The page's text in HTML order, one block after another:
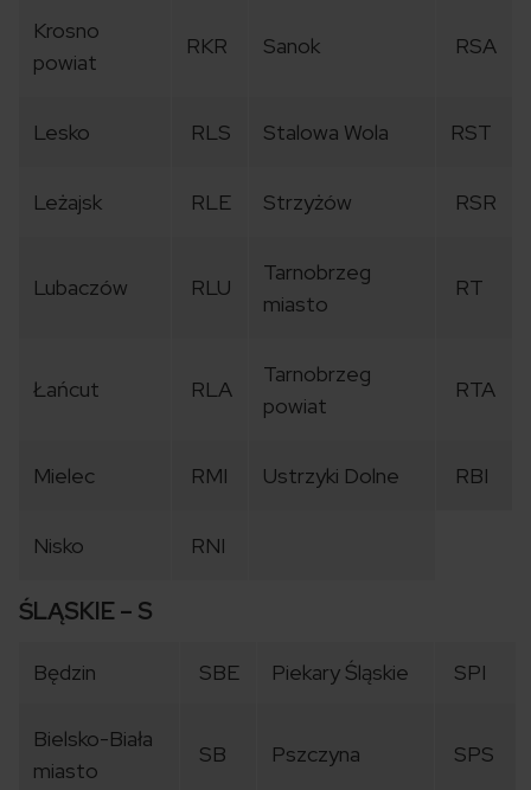
Krosno
powiat
RKR Sanok RSA
Lesko RLS Stalowa Wola RST
Leżajsk RLE Strzyżów RSR
Lubaczów RLU
Tarnobrzeg
miasto
RT
Łańcut RLA
Tarnobrzeg
powiat
RTA
Mielec RMI Ustrzyki Dolne RBI
Nisko RNI
ŚLĄSKIE – S
Będzin SBE Piekary Śląskie SPI
Bielsko-Biała
miasto
SB Pszczyna SPS